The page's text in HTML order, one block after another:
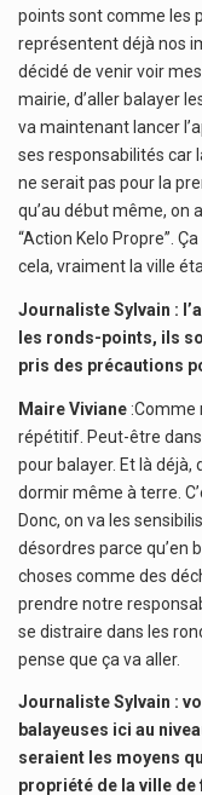
points sont comme les
représentent déjà nos
décidé de venir voir
mairie, d’aller balayer
va maintenant lancer
ses responsabilités car
ne serait pas pour la
qu’au début même, on
“Action Kelo Propre”.
cela, vraiment la ville
JournalisteSylvain :
les ronds-points, ils
pris des précautions
Maire Viviane :Comme
répétitif. Peut-être
pour balayer. Et là déjà,
dormir même à terre.
Donc, on va les
désordres parce qu’en
choses comme des
prendre notre
se distraire dans les
pense que ça va aller.
Journaliste Sylvain :
balayeuses ici au
seraient les moyens
propriété de la ville de